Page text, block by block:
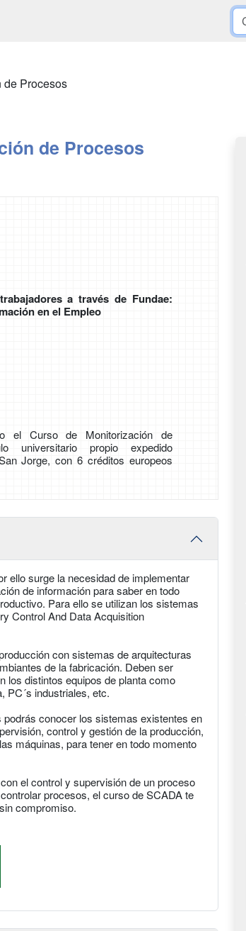
de Procesos
de Procesos
a través de Fundae:
en el Empleo
el Curso de Monitorización de
universitario propio expedido
Jorge, con 6 créditos europeos
ello surge la necesidad de implementar
de información para saber en todo
Para ello se utilizan los sistemas
Control And Data Acquisition
con sistemas de arquitecturas
de la fabricación. Deben ser
los distintos equipos de planta como
PC´s industriales, etc.
conocer los sistemas existentes en
control y gestión de la producción,
máquinas, para tener en todo momento
el control y supervisión de un proceso
procesos, el curso de SCADA te
compromiso.